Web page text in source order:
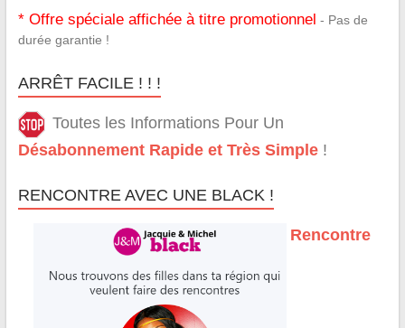
* Offre spéciale affichée à titre promotionnel - Pas de
durée garantie !
ARRÊT FACILE ! ! !
Toutes les Informations Pour Un
Désabonnement Rapide et Très Simple!
RENCONTRE AVEC UNE BLACK !
Rencontre